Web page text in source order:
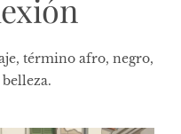
término afro, negro,
belleza.